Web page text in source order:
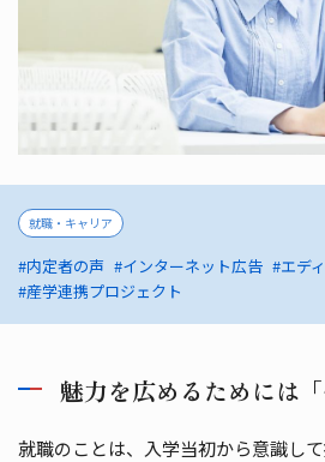
就職・キャリア
#内定者の声 #インターネット広告 #エデ
#産学連携プロジェクト
魅力を広めるためには
就職のことは、入学当初から意識し